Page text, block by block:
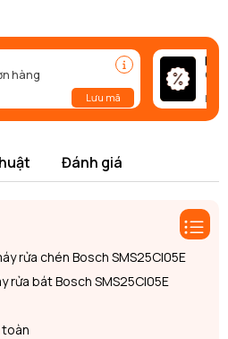
hàng
Lưu mã
Đánh giá
rửa chén Bosch SMS25CI05E
rửa bát Bosch SMS25CI05E
toàn